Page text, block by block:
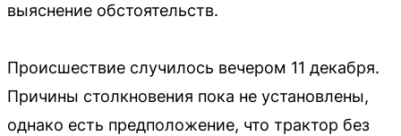
выяснение обстоятельств.
Происшествие случилось вечером 11 декабря.
Причины столкновения пока не установлены,
однако есть предположение, что трактор без